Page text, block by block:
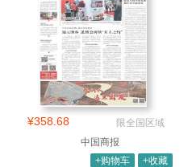
¥358.68
限全国区域
中国商报
+购物车
+收藏